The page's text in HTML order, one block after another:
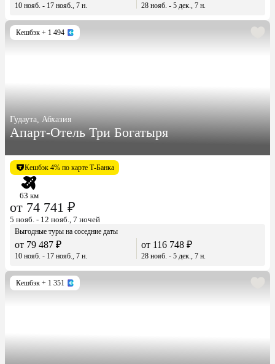
10 нояб. - 17 нояб., 7 н. 28 нояб. - 5 дек., 7 н.
Кешбэк + 1 494
Гудаута, Абхазия
Апарт-Отель Три Богатыря
Кешбэк 4% по карте Т-Банка
63 км
от 74 741 ₽
5 нояб. - 12 нояб., 7 ночей
Выгодные туры на соседние даты
от 79 487 ₽
10 нояб. - 17 нояб., 7 н.
от 116 748 ₽
28 нояб. - 5 дек., 7 н.
Кешбэк + 1 351